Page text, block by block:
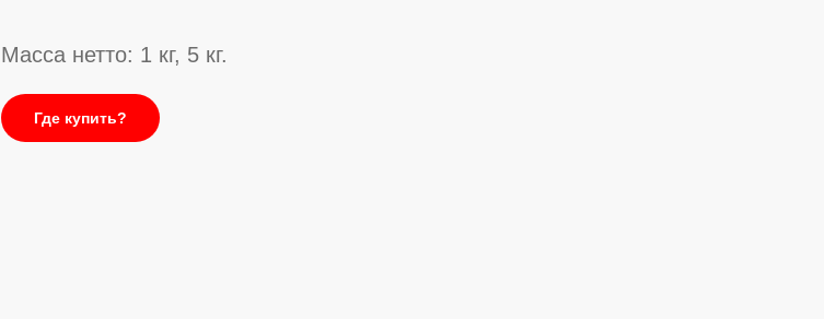
Масса нетто: 1 кг, 5 кг.
Где купить?